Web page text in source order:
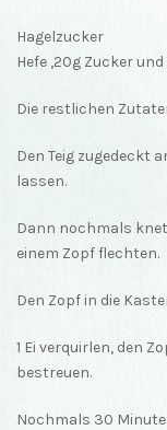
Hagelzucker
Hefe ,20g Zucker
Die restlichen
Den Teig zugedeckt
lassen.
Dann nochmals
einem Zopf flechten.
Den Zopf in die
1 Ei verquirlen, den
bestreuen.
Nochmals 30